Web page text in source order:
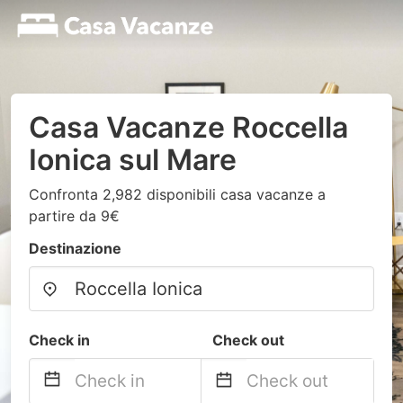
Casa Vacanze Roccella
Ionica sul Mare
Confronta 2,982 disponibili casa vacanze a
partire da 9€
Destinazione
Check in Check out